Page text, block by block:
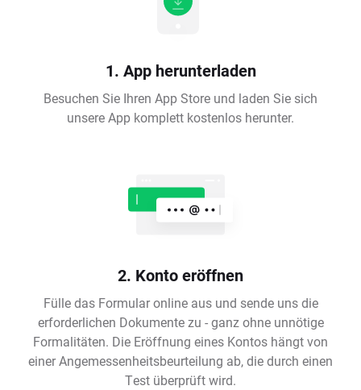
1. App herunterladen
Besuchen Sie Ihren App Store und laden Sie sich
unsere App komplett kostenlos herunter.
2. Konto eröffnen
Fülle das Formular online aus und sende uns die
erforderlichen Dokumente zu - ganz ohne unnötige
Formalitäten. Die Eröffnung eines Kontos hängt von
einer Angemessenheitsbeurteilung ab, die durch einen
Test überprüft wird.